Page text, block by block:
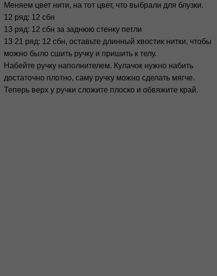
Меняем цвет нити, на тот цвет, что выбрали для блузки.
12 ряд: 12 сбн
13 ряд: 12 сбн за заднюю стенку петли
13 21 ряд: 12 сбн, оставьте длинный хвостик нитки, чтобы
можно было сшить ручку и пришить к телу.
Набейте ручку наполнителем. Кулачок нужно набить
достаточно плотно, саму ручку можно сделать мягче.
Теперь верх у ручки сложите плоско и обвяжите край.